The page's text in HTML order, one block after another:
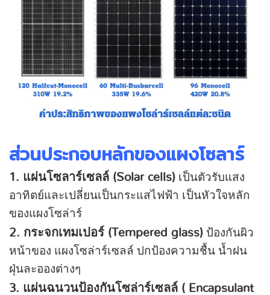
ส่วนประกอบหลักของแผงโซลาร์
1. แผ่นโซลาร์เซลล์ (Solar cells) เป็นตัวรับแสง
อาทิตย์และเปลี่ยนเป็นกระแสไฟฟ้า เป็นหัวใจหลัก
ของแผงโซล่าร์
2. กระจกเทมเปอร์ (Tempered glass) ป้องกันผิว
หน้าของ แผงโซล่าร์เซลล์ ปกป้องความชื้น น้ำฝน
ฝุ่นละอองต่างๆ
3. แผ่นฉนวนป้องกันโซล่าร์เซลล์ ( Encapsulant